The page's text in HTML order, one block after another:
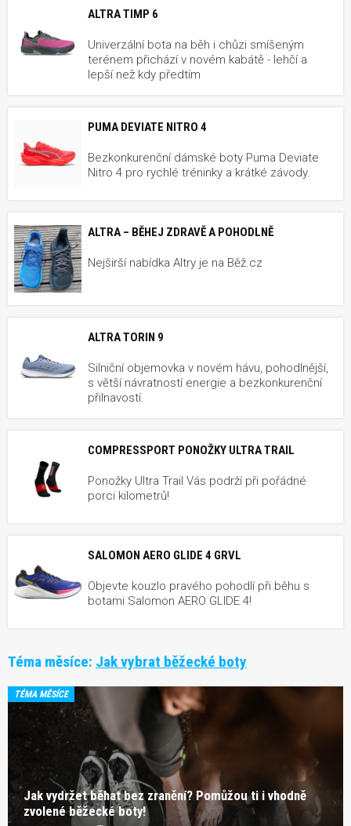
ALTRA TIMP 6
Univerzální bota na běh i chůzi smíšeným
terénem přichází v novém kabátě - lehčí a
lepší než kdy předtím
PUMA DEVIATE NITRO 4
Bezkonkurenční dámské boty Puma Deviate
Nitro 4 pro rychlé tréninky a krátké závody.
ALTRA – BĚHEJ ZDRAVĚ A POHODLNĚ
Nejširší nabídka Altry je na Běž.cz
ALTRA TORIN 9
Silniční objemovka v novém hávu, pohodlnější,
s větší návratností energie a bezkonkurenční
přilnavostí.
COMPRESSPORT PONOŽKY ULTRA TRAIL
Ponožky Ultra Trail Vás podrží při pořádné
porci kilometrů!
SALOMON AERO GLIDE 4 GRVL
Objevte kouzlo pravého pohodlí při běhu s
botami Salomon AERO GLIDE 4!
Téma měsíce: Jak vybrat běžecké boty
TÉMA MĚSÍCE
Jak vydržet běhat bez zranění? Pomůžou ti i vhodně
zvolené běžecké boty!